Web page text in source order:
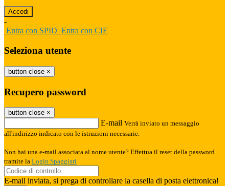
-
Entra con SPID Entra con CIE
Seleziona utente
button close ×
Recupero password
button close ×
E-mail Verrà inviato un messaggio
all'indirizzo indicato con le istruzioni necessarie.
Non hai una e-mail associata al nome utente? Effettua il reset della password
tramite la Login Spaggiari
E-mail inviata, si prega di controllare la casella di posta elettronica!